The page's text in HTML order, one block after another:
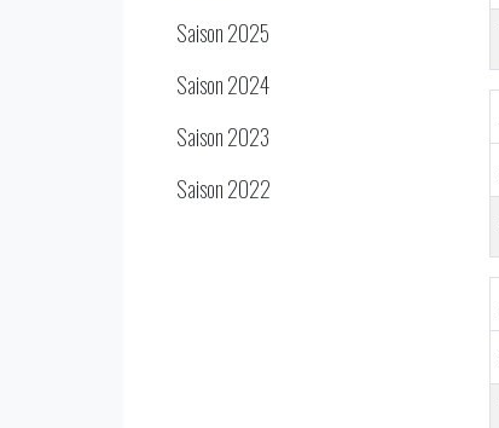
Saison 2025
Saison 2024
Saison 2023
Saison 2022